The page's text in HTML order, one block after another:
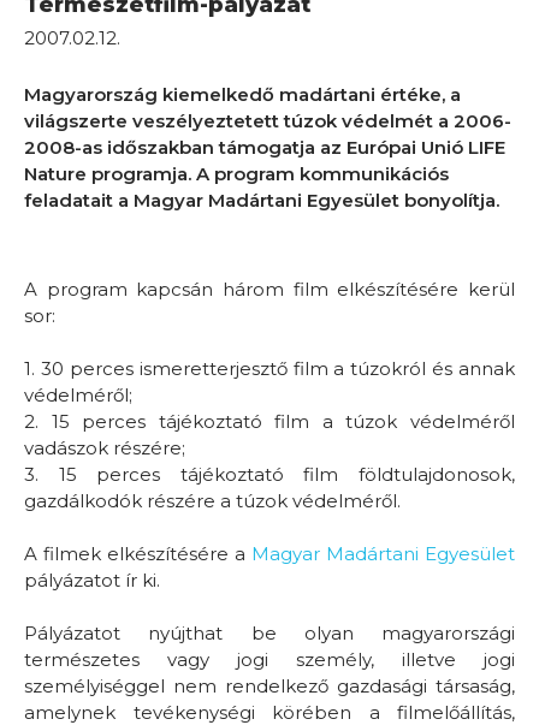
2007.02.12.
Magyarország kiemelkedő madártani értéke, a
világszerte veszélyeztetett túzok védelmét a 2006-
2008-as időszakban támogatja az Európai Unió LIFE
Nature programja. A program kommunikációs
feladatait a Magyar Madártani Egyesület bonyolítja.
A program kapcsán három film elkészítésére kerül
sor:
1. 30 perces ismeretterjesztő film a túzokról és annak
védelméről;
2. 15 perces tájékoztató film a túzok védelméről
vadászok részére;
3. 15 perces tájékoztató film földtulajdonosok,
gazdálkodók részére a túzok védelméről.
A filmek elkészítésére a Magyar Madártani Egyesület
pályázatot ír ki.
Pályázatot nyújthat be olyan magyarországi
természetes vagy jogi személy, illetve jogi
személyiséggel nem rendelkező gazdasági társaság,
amelynek tevékenységi körében a filmelőállítás,